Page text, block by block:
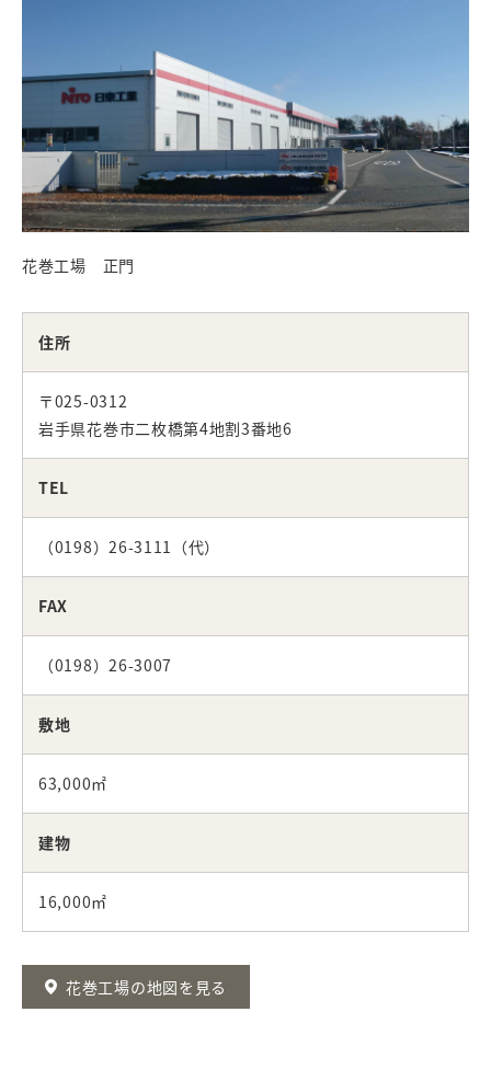
花巻工場 正門
住所
〒025-0312
岩手県花巻市二枚橋第4地割3番地6
TEL
（0198）26-3111（代）
FAX
（0198）26-3007
敷地
63,000㎡
建物
16,000㎡
花巻工場の地図を見る